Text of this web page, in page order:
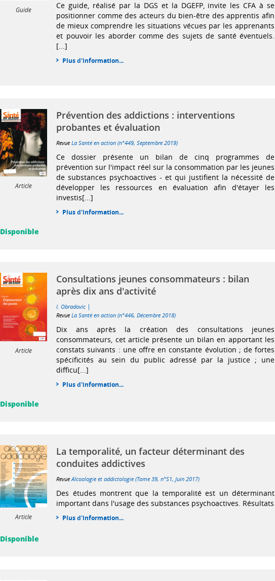
Guide
Ce guide, réalisé par la DGS et la DGEFP, invite les CFA à se
positionner comme des acteurs du bien-être des apprentis afin
de mieux comprendre les situations vécues par les apprenants
et pouvoir les aborder comme des sujets de santé éventuels.
[...]
Plus d'information...
Article
Prévention des addictions : interventions
probantes et évaluation
RevueLa Santé en action (n°449, Septembre 2019)
Ce dossier présente un bilan de cinq programmes de
prévention sur l'impact réel sur la consommation par les jeunes
de substances psychoactives - et qui justifient la nécessité de
développer les ressources en évaluation afin d'étayer les
investis[...]
Plus d'information...
Disponible
Article
Consultations jeunes consommateurs : bilan
après dix ans d'activité
I. Obradovic |
RevueLa Santé en action (n°446, Décembre 2018)
Dix ans après la création des consultations jeunes
consommateurs, cet article présente un bilan en apportant les
constats suivants : une offre en constante évolution ; de fortes
spécificités au sein du public adressé par la justice ; une
difficu[...]
Plus d'information...
Disponible
Article
La temporalité, un facteur déterminant des
conduites addictives
RevueAlcoologie et addictologie (Tome 39, n°S1, Juin 2017)
Des études montrent que la temporalité est un déterminant
important dans l'usage des substances psychoactives. Résultats
Plus d'information...
Disponible